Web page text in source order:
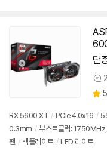
단
상
품
견
2
별
점
RX 5600 XT / PCIe4.0x16 /
0.3mm / 부스트클럭:
팬 / 백플레이트 / LED 라이트